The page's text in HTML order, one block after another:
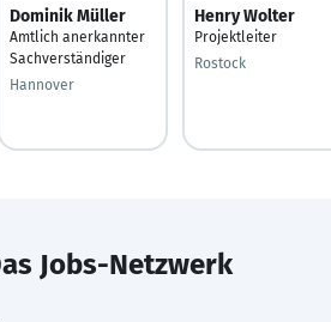
Dominik Müller
Amtlich anerkannter
Sachverständiger
Hannover
Henry Wolter
Projektleiter
Rostock
Jobs-Netzwerk